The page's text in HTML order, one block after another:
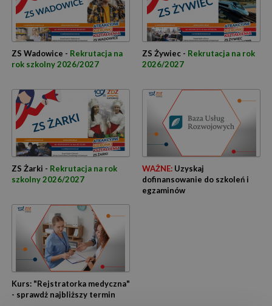
ZS Wadowice - Rekrutacja na
rok szkolny 2026/2027
ZS Żywiec - Rekrutacja na rok
2026/2027
ZS Żarki - Rekrutacja na rok
szkolny 2026/2027
WAŻNE:Uzyskaj
dofinansowanie do szkoleń i
egzaminów
Kurs: "Rejstratorka medyczna"
- sprawdż najbliższy termin